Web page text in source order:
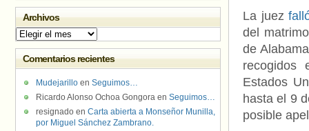
La juez
del
de
recogidos
Estados
hasta el 9
posible
Archivos
Archivos
Comentarios recientes
Mudejarillo en Seguimos…
Ricardo Alonso Ochoa Gongora en Seguimos…
resignado en Carta abierta a Monseñor Munilla,
por Miguel Sánchez Zambrano.